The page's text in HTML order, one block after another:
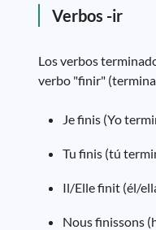
Verbos -ir
Los verbos
verbo "finir"
Je finis (Yo
Tu finis (tú
Il/Elle finit (él/
Nous finissons